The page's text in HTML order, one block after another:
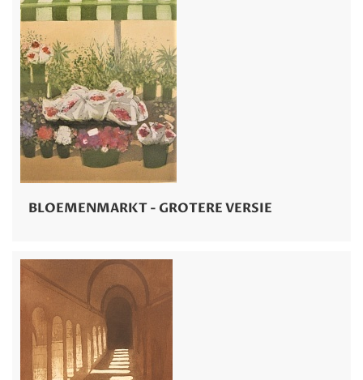
BLOEMENMARKT - GROTERE VERSIE